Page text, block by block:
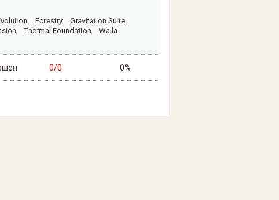
Forestry
Gravitation Suite
Thermal Foundation
Waila
0/0 0%